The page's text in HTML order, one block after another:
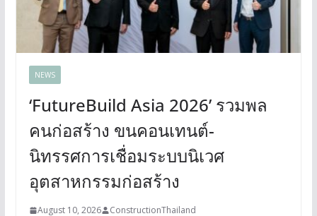
NEWS
‘FutureBuild Asia 2026’ รวมพล
คนก่อสร้าง ขนคอนเทนต์-
นิทรรศการเชื่อมระบบนิเวศ
อุตสาหกรรมก่อสร้าง
August 10, 2026 ConstructionThailand